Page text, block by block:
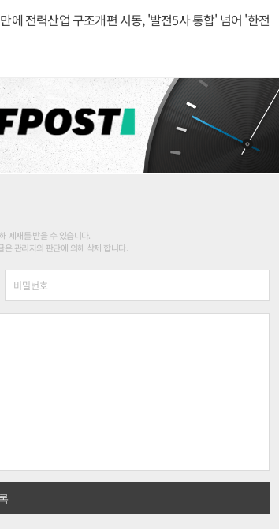
에 전력산업 구조개편 시동, '발전5사 통합' 넘어 '한전
제재를 받을 수 있습니다.
관리자의 판단에 의해 삭제 합니다.